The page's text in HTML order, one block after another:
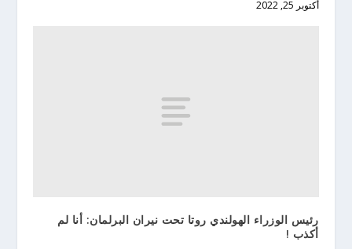
أكتوبر 25, 2022
رئيس الوزراء الهولندي روتا تحت نيران البرلمان: أنا لم
أكذب !